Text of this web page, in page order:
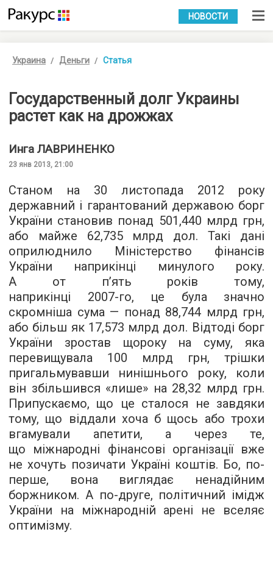
УКР РУС
НОВОСТИ
Украина Деньги Статья
Государственный долг Украины
растет как на дрожжах
Инга ЛАВРИНЕНКО
23 янв 2013, 21:00
Станом на 30 листопада 2012 року
державний і гарантований державою борг
України становив понад 501,440 млрд грн,
або майже 62,735 млрд дол. Такі дані
оприлюднило Міністерство фінансів
України наприкінці минулого року.
А от п’ять років тому,
наприкінці 2007-го, це була значно
скромніша сума — понад 88,744 млрд грн,
або більш як 17,573 млрд дол. Відтоді борг
України зростав щороку на суму, яка
перевищувала 100 млрд грн, трішки
пригальмувавши нинішнього року, коли
він збільшився «лише» на 28,32 млрд грн.
Припускаємо, що це сталося не завдяки
тому, що віддали хоча б щось або трохи
вгамували апетити, а через те,
що міжнародні фінансові організації вже
не хочуть позичати Україні коштів. Бо, по-
перше, вона виглядає ненадійним
боржником. А по-друге, політичний імідж
України на міжнародній арені не вселяє
оптимізму.